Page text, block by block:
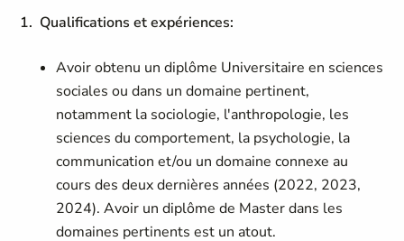
1. Qualifications et expériences:
Avoir obtenu un diplôme Universitaire en sciences
sociales ou dans un domaine pertinent,
notamment la sociologie, l'anthropologie, les
sciences du comportement, la psychologie, la
communication et/ou un domaine connexe au
cours des deux dernières années (2022, 2023,
2024). Avoir un diplôme de Master dans les
domaines pertinents est un atout.